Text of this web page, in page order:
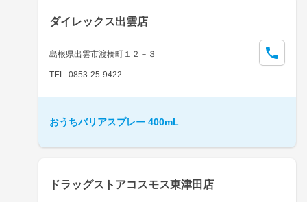
ダイレックス出雲店
島根県出雲市渡橋町１２－３
TEL: 0853-25-9422
おうちバリアスプレー 400mL
ドラッグストアコスモス東津田店